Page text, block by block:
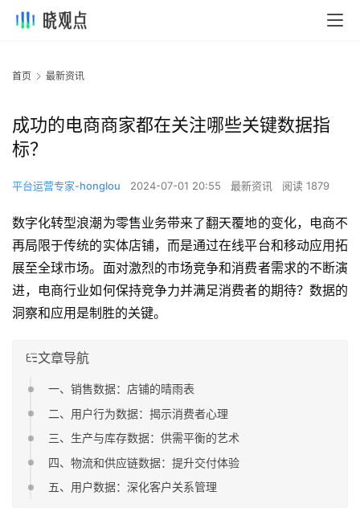
首页 最新资讯
成功的电商商家都在关注哪些关键数据指
标？
平台运营专家-honglou 2024-07-01 20:55 最新资讯 阅读 1879
数字化转型浪潮为零售业务带来了翻天覆地的变化，电商不
再局限于传统的实体店铺，而是通过在线平台和移动应用拓
展至全球市场。面对激烈的市场竞争和消费者需求的不断演
进，电商行业如何保持竞争力并满足消费者的期待？数据的
洞察和应用是制胜的关键。
文章导航
一、销售数据：店铺的晴雨表
二、用户行为数据：揭示消费者心理
三、生产与库存数据：供需平衡的艺术
四、物流和供应链数据：提升交付体验
五、用户数据：深化客户关系管理